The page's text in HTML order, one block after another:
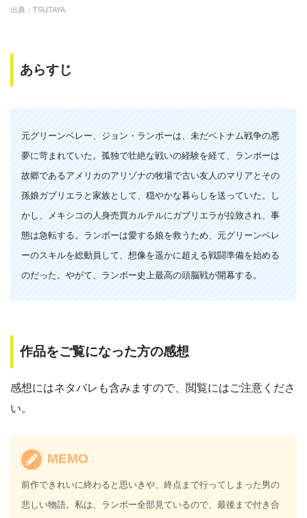
出典：TSUTAYA
あらすじ
元グリーンベレー、ジョン・ランボーは、未だベトナム戦争の悪
夢に苛まれていた。孤独で壮絶な戦いの経験を経て、ランボーは
故郷であるアメリカのアリゾナの牧場で古い友人のマリアとその
孫娘ガブリエラと家族として、穏やかな暮らしを送っていた。し
かし、メキシコの人身売買カルテルにガブリエラが拉致され、事
態は急転する。ランボーは愛する娘を救うため、元グリーンベレ
ーのスキルを総動員して、想像を遥かに超える戦闘準備を始める
のだった。やがて、ランボー史上最高の頭脳戦が開幕する。
作品をご覧になった方の感想
感想にはネタバレも含みますので、閲覧にはご注意くださ
い。
MEMO
前作できれいに終わると思いきや、終点まで行ってしまった男の
悲しい物語。私は、ランボー全部見ているので、最後まで付き合